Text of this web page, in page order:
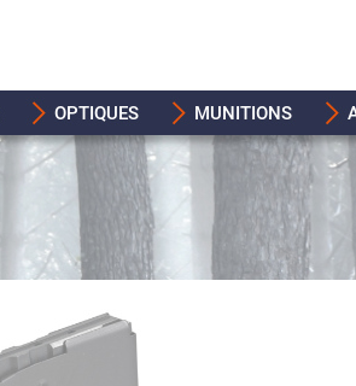
OPTIQUES MUNITIONS